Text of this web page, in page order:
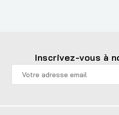
Inscrivez-vous à